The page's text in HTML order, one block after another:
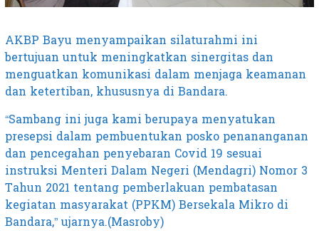
AKBP Bayu menyampaikan silaturahmi ini
bertujuan untuk meningkatkan sinergitas dan
menguatkan komunikasi dalam menjaga keamanan
dan ketertiban, khususnya di Bandara.
“Sambang ini juga kami berupaya menyatukan
presepsi dalam pembuentukan posko penananganan
dan pencegahan penyebaran Covid 19 sesuai
instruksi Menteri Dalam Negeri (Mendagri) Nomor 3
Tahun 2021 tentang pemberlakuan pembatasan
kegiatan masyarakat (PPKM) Bersekala Mikro di
Bandara,” ujarnya.(Masroby)